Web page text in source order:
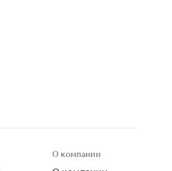
О компании